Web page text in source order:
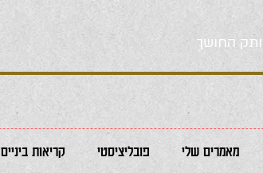
החושך
מאמרים שלי פובליציסטי קריאות ביניים